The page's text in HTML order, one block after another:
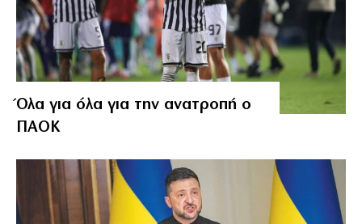
Όλα για όλα για την ανατροπή ο
ΠΑΟΚ